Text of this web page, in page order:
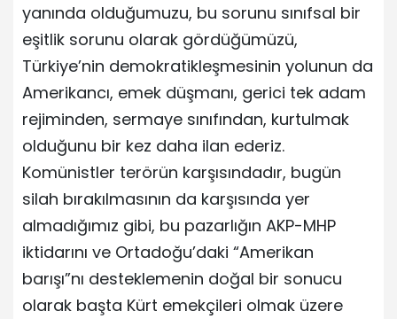
yanında olduğumuzu, bu sorunu sınıfsal bir
eşitlik sorunu olarak gördüğümüzü,
Türkiye’nin demokratikleşmesinin yolunun da
Amerikancı, emek düşmanı, gerici tek adam
rejiminden, sermaye sınıfından, kurtulmak
olduğunu bir kez daha ilan ederiz.
Komünistler terörün karşısındadır, bugün
silah bırakılmasının da karşısında yer
almadığımız gibi, bu pazarlığın AKP-MHP
iktidarını ve Ortadoğu’daki “Amerikan
barışı”nı desteklemenin doğal bir sonucu
olarak başta Kürt emekçileri olmak üzere